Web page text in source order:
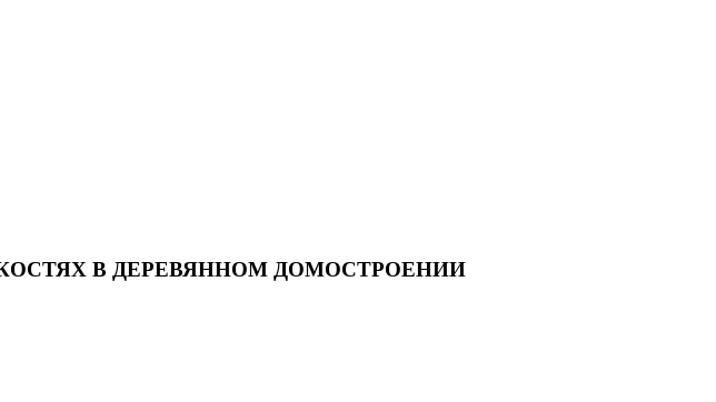
В ДЕРЕВЯННОМ ДОМОСТРОЕНИИ